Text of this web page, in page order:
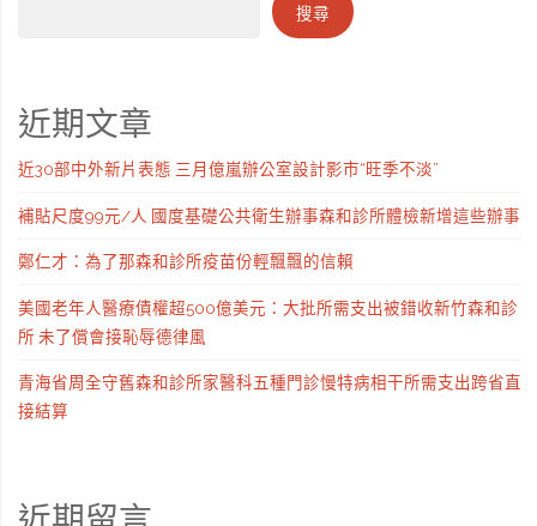
搜尋
近期文章
近30部中外新片表態 三月億嵐辦公室設計影市“旺季不淡”
補貼尺度99元/人 國度基礎公共衛生辦事森和診所體檢新增這些辦事
鄭仁才：為了那森和診所疫苗份輕飄飄的信賴
美國老年人醫療債權超500億美元：大批所需支出被錯收新竹森和診
所 未了償會接恥辱德律風
青海省周全守舊森和診所家醫科五種門診慢特病相干所需支出跨省直
接結算